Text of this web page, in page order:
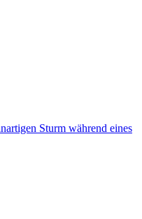
Sturm während eines